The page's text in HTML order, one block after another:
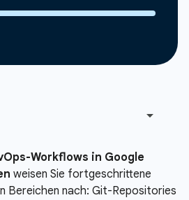
Workflows in Google
weisen Sie fortgeschrittene
Bereichen nach: Git-Repositories